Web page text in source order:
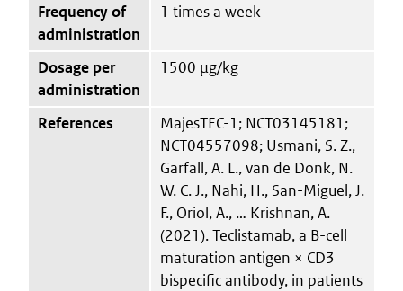
Frequency of
administration
1 times a week
Dosage per
administration
1500 µg/kg
References
MajesTEC-1; NCT03145181;
NCT04557098; Usmani, S. Z.,
Garfall, A. L., van de Donk, N.
W. C. J., Nahi, H., San-Miguel, J.
F., Oriol, A., … Krishnan, A.
(2021). Teclistamab, a B-cell
maturation antigen × CD3
bispecific antibody, in patients